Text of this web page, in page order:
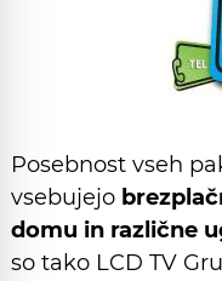
Posebnost vseh
vsebujejo
domu in različne
so tako LCD TV